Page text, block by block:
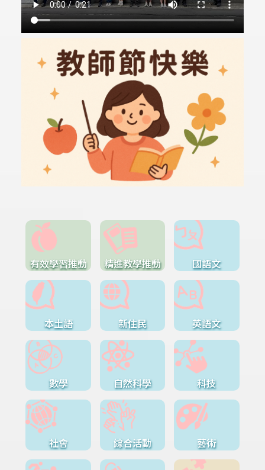
有效學習推動 精進教學推動 國語文
本土語 新住民 英語文
數學 自然科學 科技
社會 綜合活動 藝術